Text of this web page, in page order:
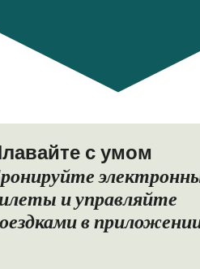
с умом
и управляйте
в